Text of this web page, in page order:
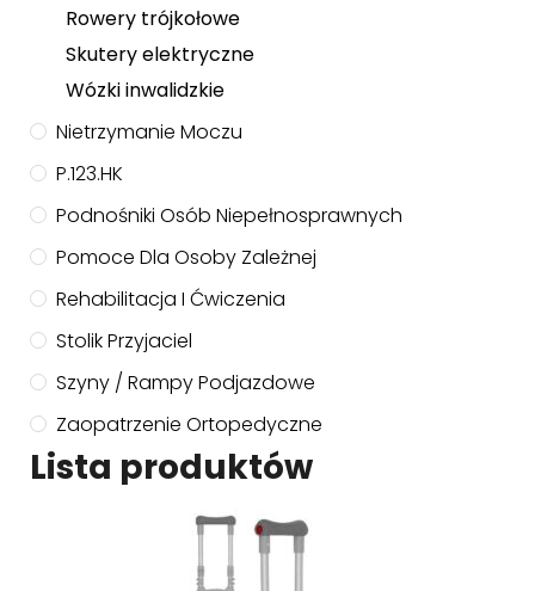
Rowery trójkołowe
Skutery elektryczne
Wózki inwalidzkie
Nietrzymanie Moczu
P.123.HK
Podnośniki Osób Niepełnosprawnych
Pomoce Dla Osoby Zależnej
Rehabilitacja I Ćwiczenia
Stolik Przyjaciel
Szyny / Rampy Podjazdowe
Zaopatrzenie Ortopedyczne
Lista produktów